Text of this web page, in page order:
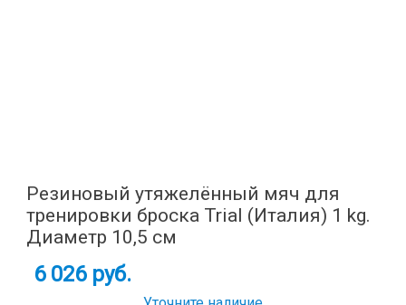
Резиновый утяжелённый мяч для
тренировки броска Trial (Италия) 1 kg.
Диаметр 10,5 см
6 026 руб.